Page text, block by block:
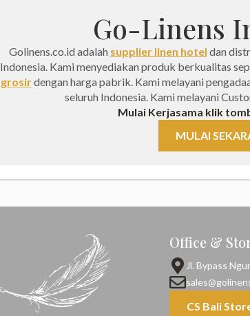
Go-Linens
Golinens.co.id adalah supplier linen hotel dan
Indonesia. Kami menyediakan produk berkualitas
grosirdengan harga pabrik. Kami melayani
seluruh Indonesia. Kami melayani
Mulai Kerjasama klik
MULAI
Office &
Jl. Bypass
CS Bali